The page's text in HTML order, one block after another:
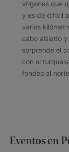
vírgenes que
y es de difícil
varios
cabo aislado
sorprende el
con el
fondeo al
Eventos en